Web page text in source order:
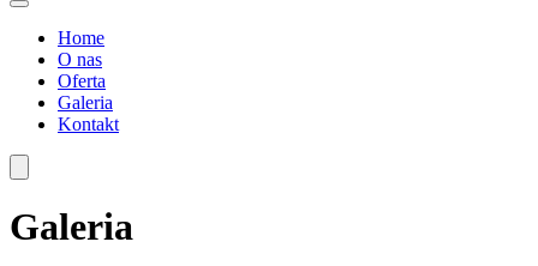
Home
O nas
Oferta
Galeria
Kontakt
Galeria